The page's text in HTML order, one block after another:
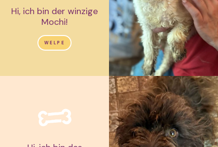
Hi, ich bin der winzige
Mochi!
WELPE